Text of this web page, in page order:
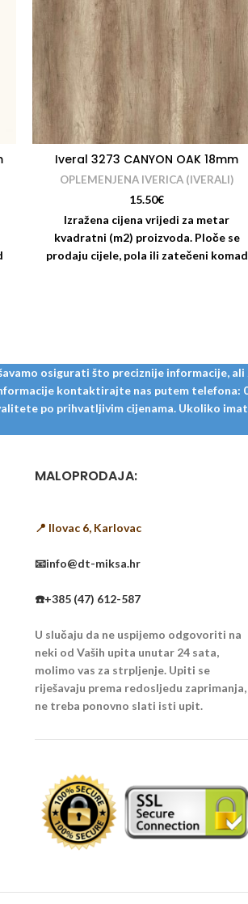
Iveral 3273 CANYON OAK 18mm
OPLEMENJENA IVERICA (IVERALI)
15.50€
Izražena cijena vrijedi za metar
kvadratni (m2) proizvoda. Ploče se
prodaju cijele, pola ili zatečeni komad
osigurati što preciznije
kontaktirajte nas putem telefona:
po prihvatljivim cijenama. Ukoliko
MALOPRODAJA:
📍 Ilovac 6, Karlovac
📧info@dt-miksa.hr
☎️+385 (47) 612-587
U slučaju da ne uspijemo odgovoriti na
neki od Vaših upita unutar 24 sata,
molimo vas za strpljenje. Upiti se
riješavaju prema redosljedu zaprimanja,
ne treba ponovno slati isti upit.